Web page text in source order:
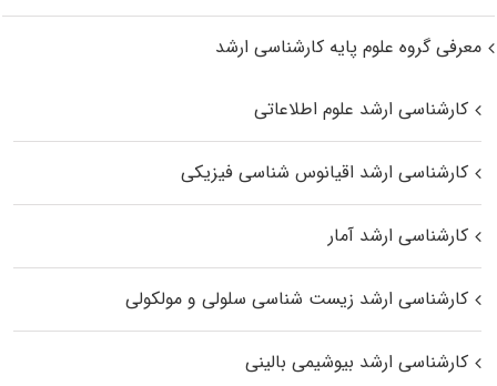
معرفی گروه علوم پایه کارشناسی ارشد
کارشناسی ارشد علوم اطلاعاتی
کارشناسی ارشد اقیانوس‌ شناسی فیزیکی
کارشناسی ارشد آمار
کارشناسی ارشد زیست شناسی سلولی و مولکولی
کارشناسی ارشد بیوشیمی بالینی